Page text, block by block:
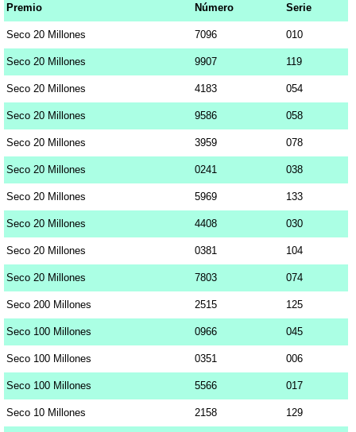
Premio Número Serie
Seco 20 Millones 7096 010
Seco 20 Millones 9907 119
Seco 20 Millones 4183 054
Seco 20 Millones 9586 058
Seco 20 Millones 3959 078
Seco 20 Millones 0241 038
Seco 20 Millones 5969 133
Seco 20 Millones 4408 030
Seco 20 Millones 0381 104
Seco 20 Millones 7803 074
Seco 200 Millones 2515 125
Seco 100 Millones 0966 045
Seco 100 Millones 0351 006
Seco 100 Millones 5566 017
Seco 10 Millones 2158 129